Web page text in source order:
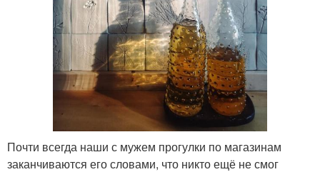
Почти всегда наши с мужем прогулки по магазинам
заканчиваются его словами, что никто ещё не смог